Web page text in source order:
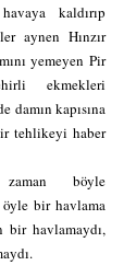
kaldırıp
aynen Hınzır
yemeyen Pir
ekmekleri
damın kapısına
tehlikeyi haber
böyle
öyle bir havlama
havlamaydı,